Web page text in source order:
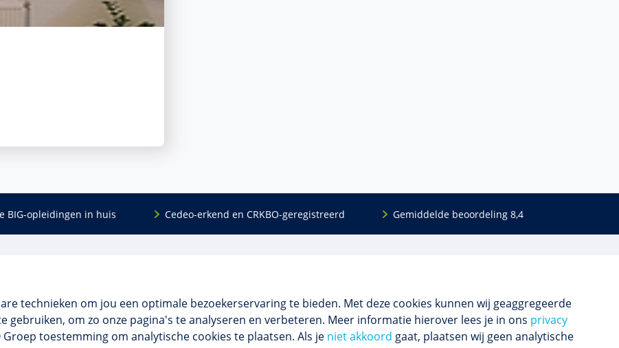
technieken om jou een optimale bezoekerservaring te bieden. Met deze cookies kunnen wij geaggregeerde
gebruiken, om zo onze pagina's te analyseren en verbeteren. Meer informatie hierover lees je in ons privacy
Groep toestemming om analytische cookies te plaatsen. Als je niet akkoord gaat, plaatsen wij geen analytische
BIG-opleidingen in huis Cedeo-erkend en CRKBO-geregistreerd Gemiddelde beoordeling 8,4
incompany
Veelgestelde vragen
Contact
Algemene voorwaarden
aanbod en ons laatste nieuws.